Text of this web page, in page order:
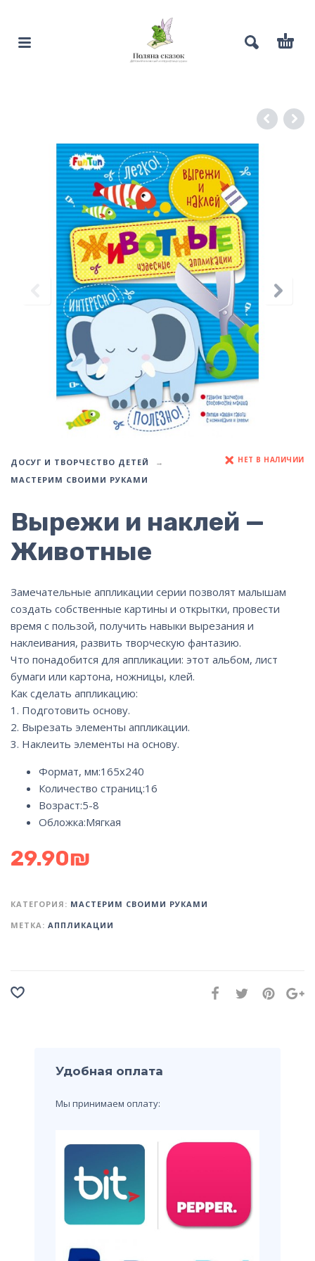
ДОСУГ И ТВОРЧЕСТВО ДЕТЕЙ
МАСТЕРИМ СВОИМИ РУКАМИ
НЕТ В НАЛИЧИИ
Вырежи и наклей —
Животные
Замечательные аппликации серии позволят малышам
создать собственные картины и открытки, провести
время с пользой, получить навыки вырезания и
наклеивания, развить творческую фантазию.
Что понадобится для аппликации: этот альбом, лист
бумаги или картона, ножницы, клей.
Как сделать аппликацию:
1. Подготовить основу.
2. Вырезать элементы аппликации.
3. Наклеить элементы на основу.
Формат, мм:165х240
Количество страниц:16
Возраст:5-8
Обложка:Мягкая
29.90₪
КАТЕГОРИЯ: МАСТЕРИМ СВОИМИ РУКАМИ
МЕТКА: АППЛИКАЦИИ
Удобная оплата
Мы принимаем оплату: